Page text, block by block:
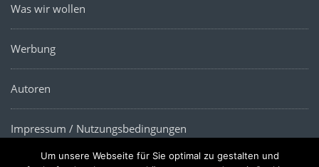
Was wir wollen
Werbung
Autoren
Impressum / Nutzungsbedingungen
Um unsere Webseite für Sie optimal zu gestalten und